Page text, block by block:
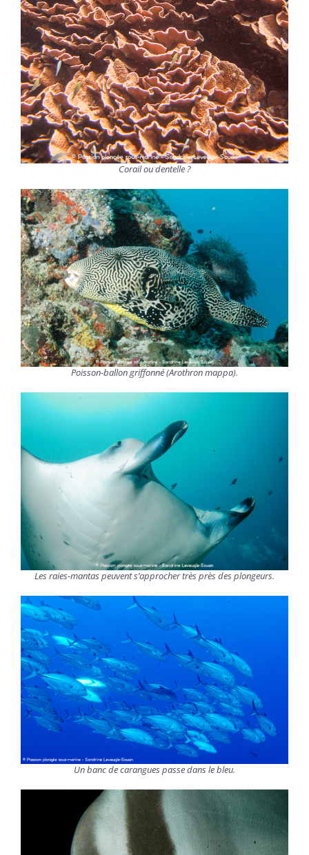
Corail ou dentelle ?
Poisson-ballon griffonné (Arothron mappa).
Les raies-mantas peuvent s’approcher très près des plongeurs.
Un banc de carangues passe dans le bleu.